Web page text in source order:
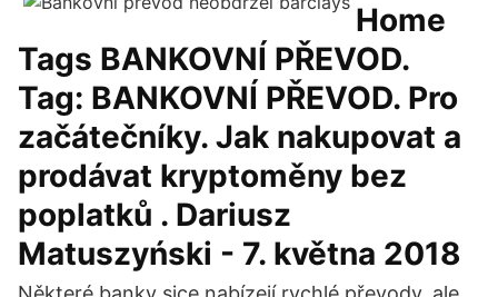
Home
Tags BANKOVNÍ PŘEVOD.
Tag: BANKOVNÍ PŘEVOD. Pro
začátečníky. Jak nakupovat a
prodávat kryptoměny bez
poplatků . Dariusz
Matuszyński - 7. května 2018